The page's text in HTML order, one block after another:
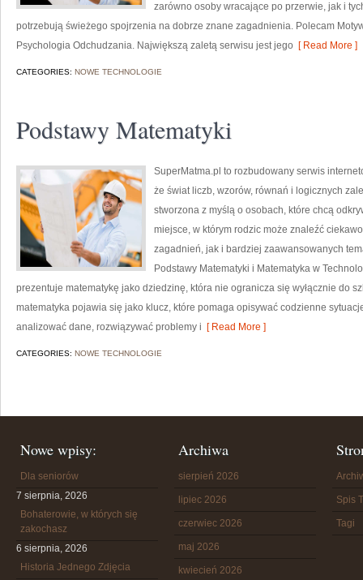
zarówno osoby wracające po przerwie, jak i
potrzebują świeżego spojrzenia na dobrze znane zagadnienia. Polecam
Psychologia Odchudzania. Największą zaletą serwisu jest jego [ Read More ]
CATEGORIES: NOWE TECHNOLOGIE
Podstawy Matematyki
SuperMatma.pl to rozbudowany serwis
że świat liczb, wzorów, równań i logicznych
stworzona z myślą o osobach, które chcą
miejsce, w którym rodzic może znaleźć
zagadnień, jak i bardziej zaawansowanych
Podstawy Matematyki i Matematyka w
prezentuje matematykę jako dziedzinę, która nie ogranicza się wyłącznie do
matematyka pojawia się jako klucz, które pomaga opisywać codzienne
analizować dane, rozwiązywać problemy i [ Read More ]
CATEGORIES: NOWE TECHNOLOGIE
Nowe wpisy:
Dla seniorów
7 sierpnia, 2026
Bohaterowie, w których się
zakochasz
6 sierpnia, 2026
Historia Jednego Zdjęcia
Archiwa
sierpień 2026
lipiec 2026
czerwiec 2026
maj 2026
kwiecień 2026
Spis
Tagi